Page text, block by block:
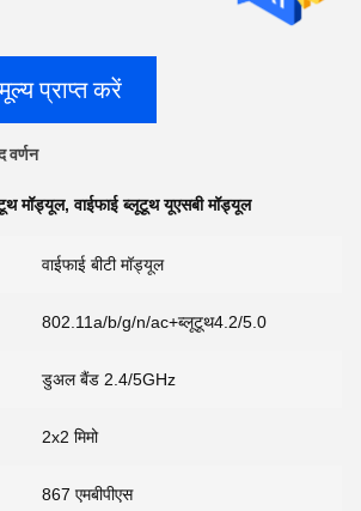
मूल्य प्राप्त करें
वर्णन
मॉड्यूल,वाईफाई ब्लूटूथ यूएसबी मॉड्यूल
वाईफाई बीटी मॉड्यूल
802.11a/b/g/n/ac+ब्लूटूथ4.2/5.0
डुअल बैंड 2.4/5GHz
2x2 मिमो
867 एमबीपीएस